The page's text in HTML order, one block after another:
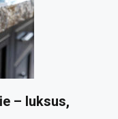
– luksus,